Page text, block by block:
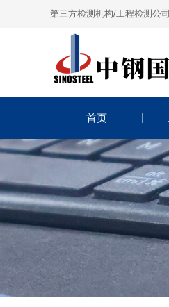
第三方检测机构/工程检测公司
首页